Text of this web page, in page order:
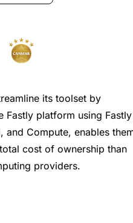
its toolset by
Fastly platform using Fastly
and Compute, enables
cost of ownership than
providers.